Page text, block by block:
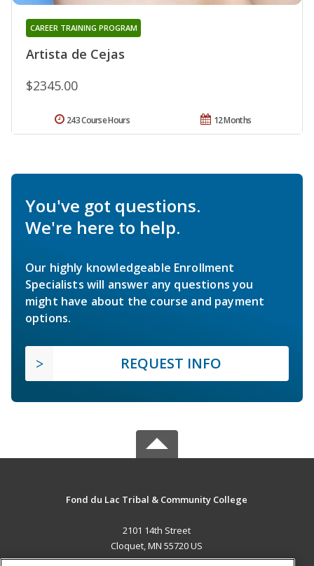
Artista de Cejas
CAREER TRAINING PROGRAM
$2345.00
12 Months
243 Course Hours
You've got questions.
We're here to help.
Our highly knowledgeable Enrollment
Specialists will answer any questions you
might have about the course and payment
options.
REQUEST INFO
Fond du Lac Tribal & Community College
2101 14th Street
Cloquet, MN 55720 US